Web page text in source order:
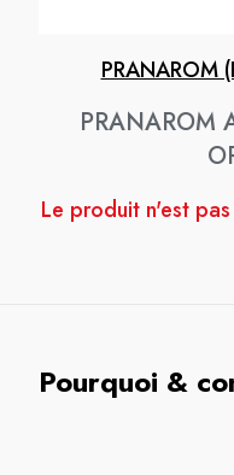
PRANAROM
PRANAROM
Le produit n'est
Pourquoi &